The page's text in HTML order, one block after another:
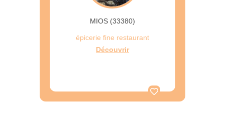
MIOS (33380)
épicerie fine restaurant
Découvrir